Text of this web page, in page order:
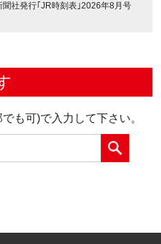
聞社発行｢JR時刻表｣2026年8月号
も可)で入力して下さい。